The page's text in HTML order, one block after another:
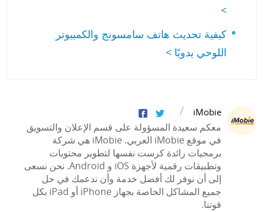
>
كيفية تحديث هاتف سامسونج والكمبيوتر
اللوحي يدويًا >
iMobie
معكم سعيدة المسؤولة على قسم الإعلان والتسويق
في موقع iMobie العربي. iMobie هي شركة
برمجيات رائدة كرست نفسها لتطوير محتويات
وتطبيقات رقمية لأجهزة iOS و Android. نحن نسعى
إلى أن نوفر لك أفضل خدمة وأن ندعمك في حل
جميع المشاكل الخاصة بجهاز iPhone أو iPad بكل
قوتنا.